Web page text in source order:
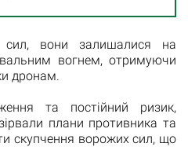
сил, вони залишалися на
вогнем, отримуючи
дронам.
та постійний ризик,
плани противника та
скупчення ворожих сил, що